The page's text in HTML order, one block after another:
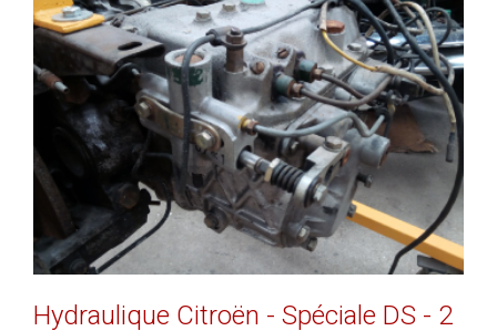
EN SAVOIR PLUS
Hydraulique Citroën - Spéciale DS - 2